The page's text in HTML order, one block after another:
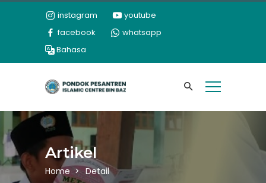
instagram
youtube
facebook
whatsapp
Bahasa
Artikel
Home Detail